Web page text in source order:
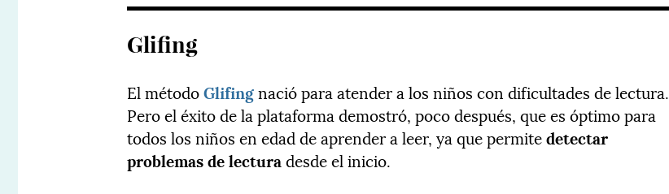
Glifing
El métodoGlifingnació para atender a los niños con dificultades de lectura.
Pero el éxito de la plataforma demostró, poco después, que es óptimo para
todos los niños en edad de aprender a leer, ya que permitedetectar
problemas de lecturadesde el inicio.